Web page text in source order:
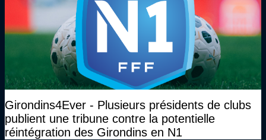
Girondins4Ever - Plusieurs présidents de clubs
publient une tribune contre la potentielle
réintégration des Girondins en N1